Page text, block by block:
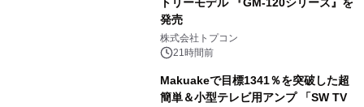
発売
株式会社トプコン
21時間前
Makuakeで目標1341％を突破した超
簡単＆小型テレビ用アンプ 「SW TV